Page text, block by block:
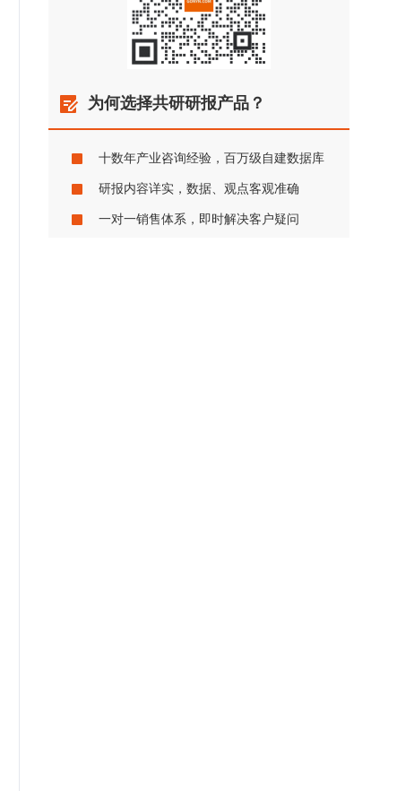
为何选择共研研报产品？
十数年产业咨询经验，百万级自建数据库
研报内容详实，数据、观点客观准确
一对一销售体系，即时解决客户疑问